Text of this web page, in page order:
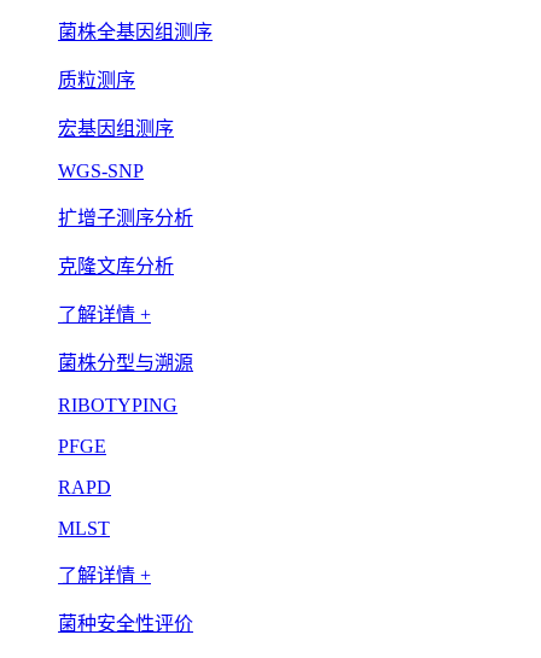
菌株全基因组测序
质粒测序
宏基因组测序
WGS-SNP
扩增子测序分析
克隆文库分析
了解详情 +
菌株分型与溯源
RIBOTYPING
PFGE
RAPD
MLST
了解详情 +
菌种安全性评价